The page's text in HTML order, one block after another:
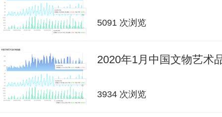
5091 次浏览
2020年1月中国文物艺术
3934 次浏览